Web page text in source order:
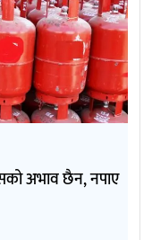
अभाव छैन, नपाए